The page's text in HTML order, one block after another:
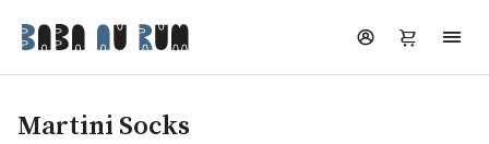
Martini Socks